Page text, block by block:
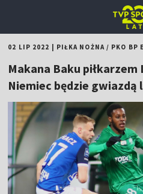
02 LIP 2022 PIŁKA NOŻNA/ PKO BP
Makana Baku piłkarzem
Niemiec będzie gwiazdą